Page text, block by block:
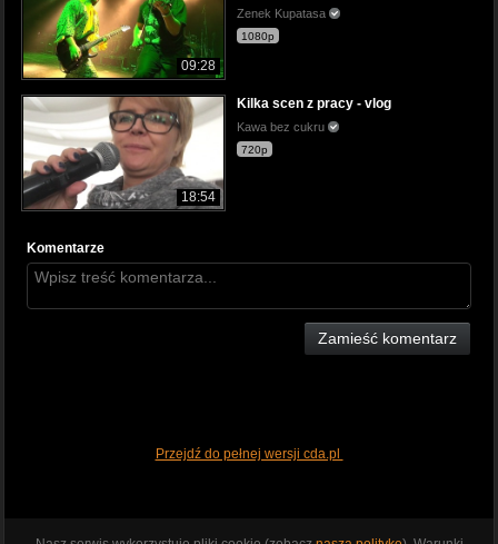
09:28
Zenek Kupatasa
1080p
18:54
Kilka scen z pracy - vlog
Kawa bez cukru
720p
Komentarze
Zamieść komentarz
Przejdź do pełnej wersji cda.pl